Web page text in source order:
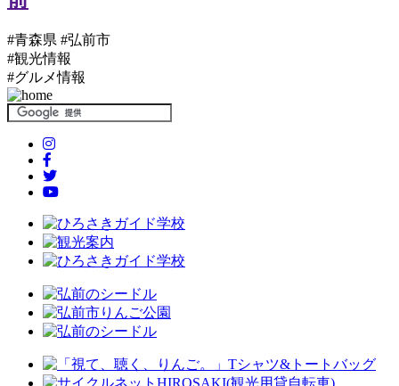
#青森県 #弘前市
#観光情報
#グルメ情報